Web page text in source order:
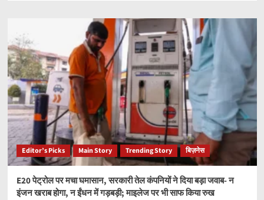
Editor’s Picks Main Story Trending Story बिज़नेस
E20 पेट्रोल पर मचा घमासान, सरकारी तेल कंपनियों ने दिया बड़ा जवाब- न
इंजन खराब होगा, न ईंधन में गड़बड़ी; माइलेज पर भी साफ किया रुख